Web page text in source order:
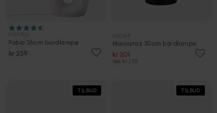
Pablo 36cm bordlampe
kr 259
Monsaraz 30cm bordlampe
kr 201
Veil. kr 1 151
TILBUD TILBUD